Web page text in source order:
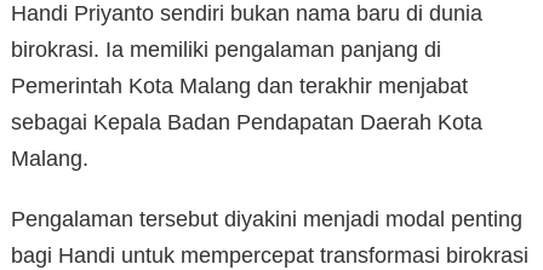
Handi Priyanto sendiri bukan nama baru di dunia
birokrasi. Ia memiliki pengalaman panjang di
Pemerintah Kota Malang dan terakhir menjabat
sebagai Kepala Badan Pendapatan Daerah Kota
Malang.
Pengalaman tersebut diyakini menjadi modal penting
bagi Handi untuk mempercepat transformasi birokrasi